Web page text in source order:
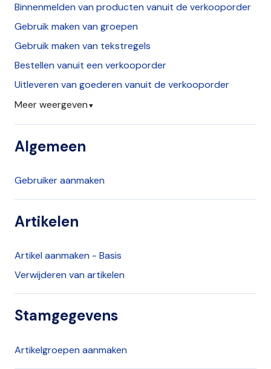
Binnenmelden van producten vanuit de verkooporder
Gebruik maken van groepen
Gebruik maken van tekstregels
Bestellen vanuit een verkooporder
Uitleveren van goederen vanuit de verkooporder
Meer weergeven ▼
Algemeen
Gebruiker aanmaken
Artikelen
Artikel aanmaken - Basis
Verwijderen van artikelen
Stamgegevens
Artikelgroepen aanmaken